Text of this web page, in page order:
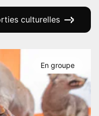
culturelles
En groupe